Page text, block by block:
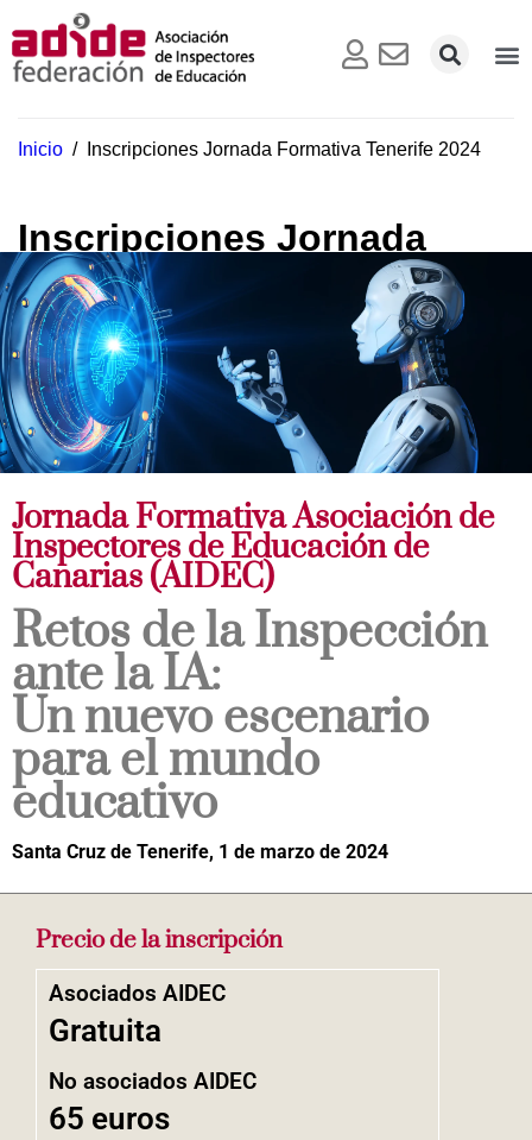
Inicio / Inscripciones Jornada Formativa Tenerife 2024
Inscripciones Jornada
Formativa Tenerife 2024
Jornada Formativa Asociación de
Inspectores de Educación de
Canarias (AIDEC)
Retos de la Inspección
ante la IA:
Un nuevo escenario
para el mundo
educativo
Santa Cruz de Tenerife, 1 de marzo de 2024
Precio de la inscripción
Asociados AIDEC
Gratuita
No asociados AIDEC
65 euros